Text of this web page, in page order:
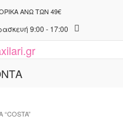
ΆΝΩ ΤΩΝ 49€
9:00 - 17:00